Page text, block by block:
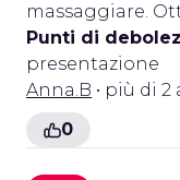
massaggiare.
Punti di
presentazione
Anna.B • più di 2
0